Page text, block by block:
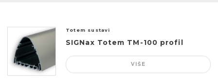
Totem sustavi
SIGNax Totem TM-100 profil
VIŠE